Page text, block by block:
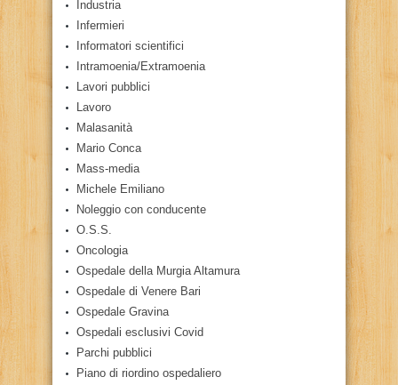
Industria
Infermieri
Informatori scientifici
Intramoenia/Extramoenia
Lavori pubblici
Lavoro
Malasanità
Mario Conca
Mass-media
Michele Emiliano
Noleggio con conducente
O.S.S.
Oncologia
Ospedale della Murgia Altamura
Ospedale di Venere Bari
Ospedale Gravina
Ospedali esclusivi Covid
Parchi pubblici
Piano di riordino ospedaliero